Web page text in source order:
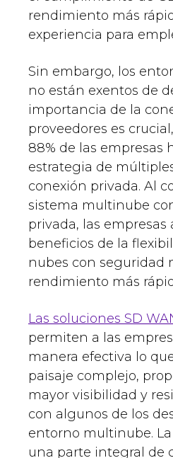
rendimiento más
experiencia para
Sin embargo, los
no están exentos de
importancia de la
proveedores es
88% de las empresas
estrategia de
conexión privada. Al
sistema multinube
privada, las empresas
beneficios de la
nubes con seguridad
rendimiento más
Las soluciones SD
permiten a las
manera efectiva lo
paisaje complejo,
mayor visibilidad y
con algunos de los
entorno multinube.
una parte integral de